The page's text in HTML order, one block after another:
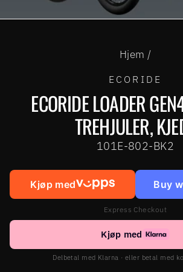
Hjem /
ECORIDE
ECORIDE LOADER
TREHJULER,
101E-802-BK2
Kjøp med Buy
Express Checkout
Kjøp med
Delbetal med Klarna · eller betal med